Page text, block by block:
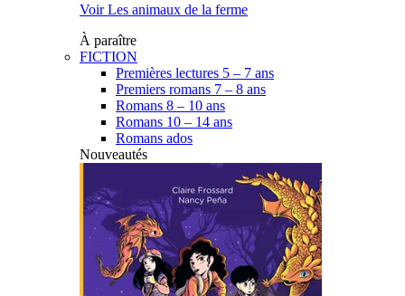
Voir Les animaux de la ferme
À paraître
FICTION
Premières lectures 5 – 7 ans
Premiers romans 7 – 8 ans
Romans 8 – 10 ans
Romans 10 – 14 ans
Romans ados
Nouveautés